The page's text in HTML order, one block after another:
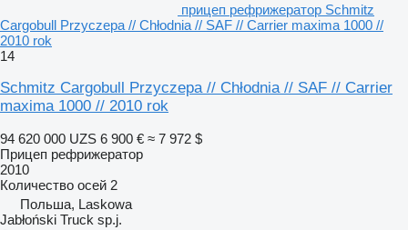
прицеп рефрижератор Schmitz
Cargobull Przyczepa // Chłodnia // SAF // Carrier maxima 1000 //
2010 rok
14
Schmitz Cargobull Przyczepa // Chłodnia // SAF // Carrier
maxima 1000 // 2010 rok
94 620 000 UZS 6 900 € ≈ 7 972 $
Прицеп рефрижератор
2010
Количество осей 2
Польша, Laskowa
Jabłoński Truck sp.j.